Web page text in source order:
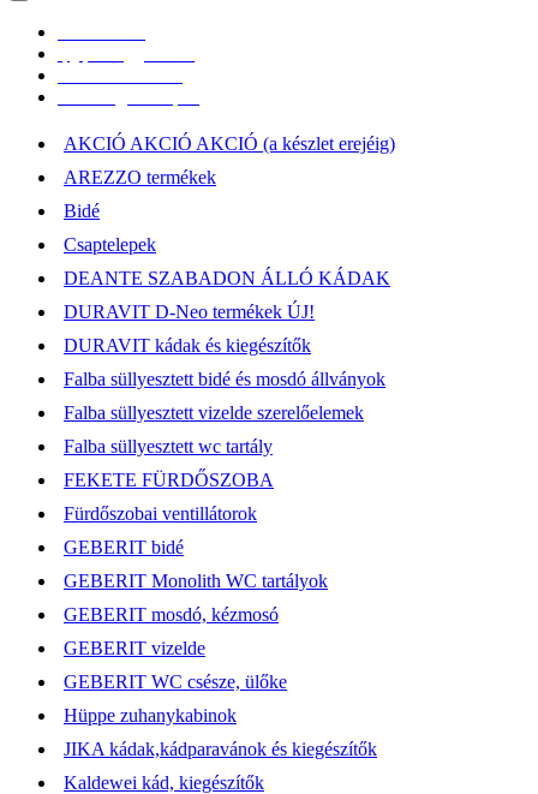
AKCIÓ AKCIÓ AKCIÓ (a készlet erejéig)
AREZZO termékek
Bidé
Csaptelepek
DEANTE SZABADON ÁLLÓ KÁDAK
DURAVIT D-Neo termékek ÚJ!
DURAVIT kádak és kiegészítők
Falba süllyesztett bidé és mosdó állványok
Falba süllyesztett vizelde szerelőelemek
Falba süllyesztett wc tartály
FEKETE FÜRDŐSZOBA
Fürdőszobai ventillátorok
GEBERIT bidé
GEBERIT Monolith WC tartályok
GEBERIT mosdó, kézmosó
GEBERIT vizelde
GEBERIT WC csésze, ülőke
Hüppe zuhanykabinok
JIKA kádak,kádparavánok és kiegészítők
Kaldewei kád, kiegészítők